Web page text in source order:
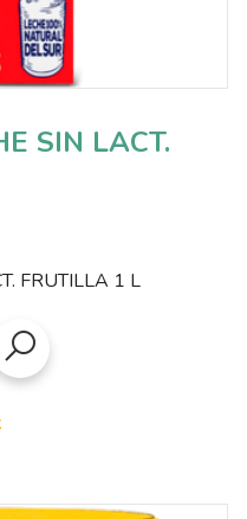
SIN LACT.
FRUTILLA 1 L